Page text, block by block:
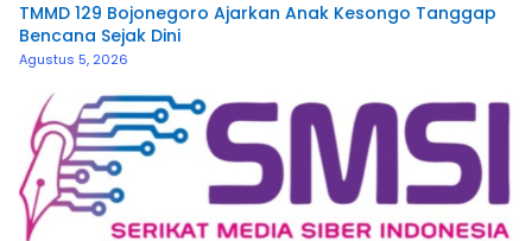
TMMD 129 Bojonegoro Ajarkan Anak Kesongo Tanggap
Bencana Sejak Dini
Agustus 5, 2026